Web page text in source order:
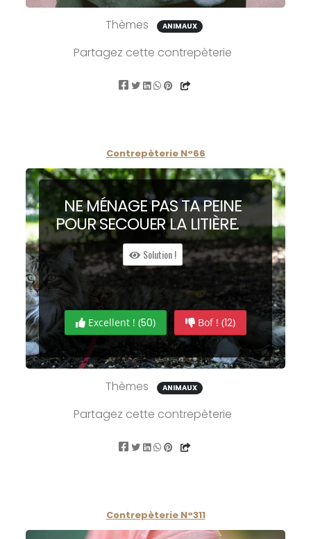
Thèmes ANIMAUX
Partagez cette contrepèterie
Contrepèterie N°66
NE MÉNAGE PAS TA PEINE
POUR SECOUER LA LITIÈRE.
Solution !
Excellent ! (50) Bof ! (12)
Thèmes ANIMAUX
Partagez cette contrepèterie
Contrepèterie N°311